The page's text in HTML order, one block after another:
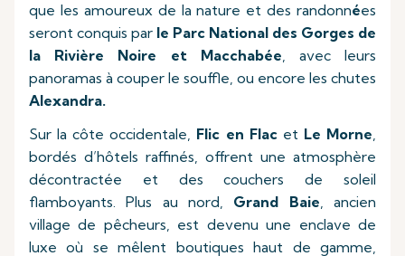
que les amoureux de la nature et des randonnées
seront conquis par le Parc National des Gorges de
la Rivière Noire et Macchabée, avec leurs
panoramas à couper le souffle, ou encore les chutes
Alexandra.
Sur la côte occidentale, Flic en Flac etLe Morne,
bordés d’hôtels raffinés, offrent une atmosphère
décontractée et des couchers de soleil
flamboyants. Plus au nord, Grand Baie, ancien
village de pêcheurs, est devenu une enclave de
luxe où se mêlent boutiques haut de gamme,